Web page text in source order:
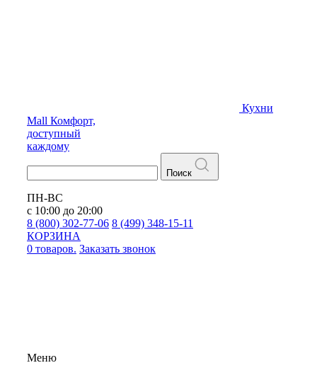
Кухни
Mall Комфорт,
доступный
каждому
Поиск
ПН-ВС
с 10:00 до 20:00
8 (800) 302-77-06 8 (499) 348-15-11
КОРЗИНА
0 товаров. Заказать звонок
Меню